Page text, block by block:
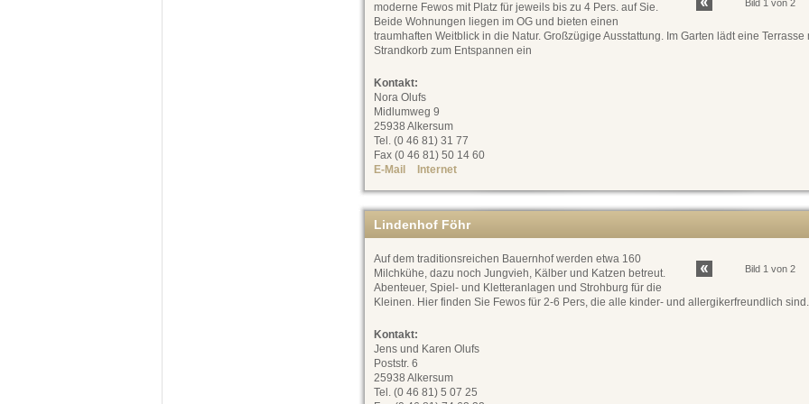
Bild 1 von 2
moderne Fewos mit Platz für jeweils bis zu 4 Pers. auf Sie.
Beide Wohnungen liegen im OG und bieten einen
traumhaften Weitblick in die Natur. Großzügige Ausstattung. Im Garten lädt eine Terrasse
Strandkorb zum Entspannen ein
Kontakt:
Nora Olufs
Midlumweg 9
25938 Alkersum
Tel. (0 46 81) 31 77
Fax (0 46 81) 50 14 60
E-Mail
Internet
Lindenhof Föhr
Bild 1 von 2
Auf dem traditionsreichen Bauernhof werden etwa 160
Milchkühe, dazu noch Jungvieh, Kälber und Katzen betreut.
Abenteuer, Spiel- und Kletteranlagen und Strohburg für die
Kleinen. Hier finden Sie Fewos für 2-6 Pers, die alle kinder- und allergikerfreundlich sind.
Kontakt:
Jens und Karen Olufs
Poststr. 6
25938 Alkersum
Tel. (0 46 81) 5 07 25